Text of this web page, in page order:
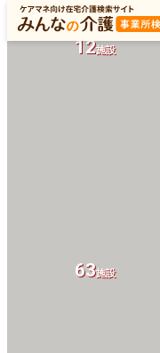
63施設
12施設